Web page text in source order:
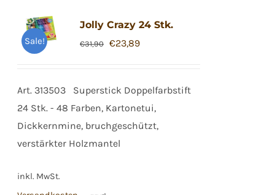
Sale!
Jolly Crazy 24 Stk.
€31,90 Ursprünglicher
€31,90
€23,89Aktueller
€23,89.
Art. 313503 Superstick Doppelfarbstift
24 Stk. - 48 Farben, Kartonetui,
Dickkernmine, bruchgeschützt,
verstärkter Holzmantel
inkl. MwSt.